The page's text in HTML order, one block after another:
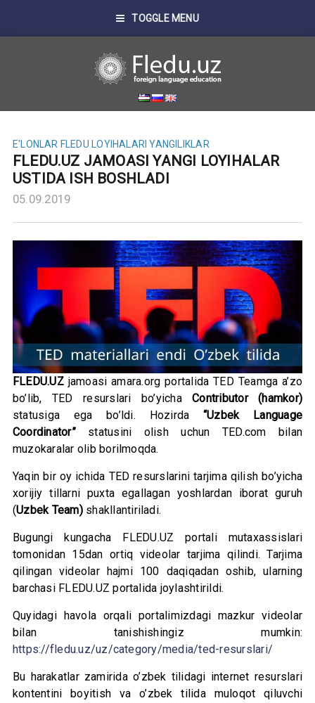
TOGGLE MENU
E'LONLAR FLEDU LOYIHALARI YANGILIKLAR
FLEDU.UZ JAMOASI YANGI LOYIHALAR
USTIDA ISH BOSHLADI
05.09.2019
FLEDU.UZjamoasi amara.org portalida TED Teamga a’zo
bo’lib, TED resurslari bo’yichaContributor (hamkor)
statusiga ega bo’ldi. Hozirda “Uzbek Language
Coordinator”statusini olish uchun TED.com bilan
muzokaralar olib borilmoqda.
Yaqin bir oy ichida TED resurslarini tarjima qilish bo’yicha
xorijiy tillarni puxta egallagan yoshlardan iborat guruh
(Uzbek Team)shakllantiriladi.
Bugungi kungacha FLEDU.UZ portali mutaxassislari
tomonidan 15dan ortiq videolar tarjima qilindi. Tarjima
qilingan videolar hajmi 100 daqiqadan oshib, ularning
barchasi FLEDU.UZ portalida joylashtirildi.
Quyidagi havola orqali portalimizdagi mazkur videolar
bilan tanishishingiz mumkin:
https://fledu.uz/uz/category/media/ted-resurslari/
Bu harakatlar zamirida o’zbek tilidagi internet resurslari
kontentini boyitish va o’zbek tilida muloqot qiluvchi